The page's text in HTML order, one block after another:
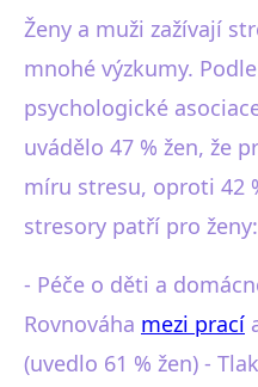
Ženy a muži zažívají
mnohé výzkumy.
psychologické
uvádělo 47 % žen, že
míru stresu, oproti 42
stresory patří pro ženy:
- Péče o děti a
Rovnováha mezi prací
(uvedlo 61 % žen) -